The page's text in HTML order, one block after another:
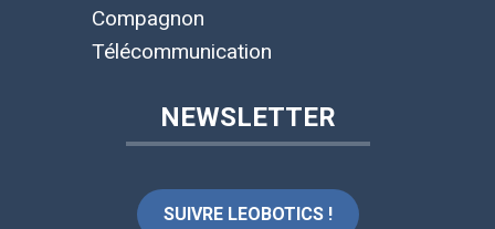
Compagnon
Télécommunication
NEWSLETTER
SUIVRE LEOBOTICS !